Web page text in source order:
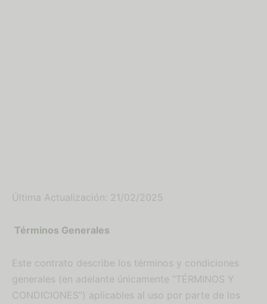
Última Actualización: 21/02/2025
Términos Generales
Este contrato describe los términos y condiciones
generales (en adelante únicamente “TÉRMINOS Y
CONDICIONES”) aplicables al uso por parte de los